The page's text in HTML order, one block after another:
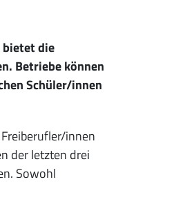
die
Betriebe können
Schüler/innen
innen
der letzten drei
Sowohl